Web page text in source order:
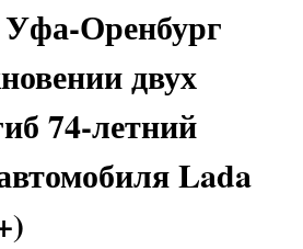
Уфа-Оренбург
двух
74-летний
Lada